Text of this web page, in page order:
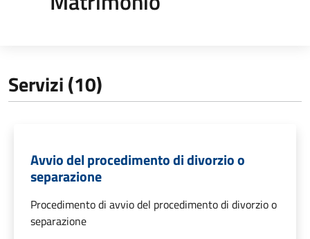
Servizi (10)
Avvio del procedimento di divorzio o
separazione
Procedimento di avvio del procedimento di divorzio o
separazione